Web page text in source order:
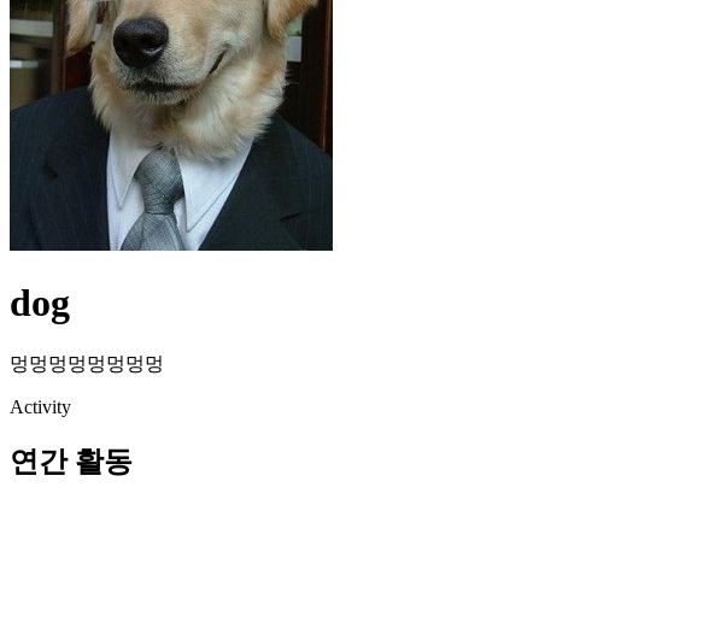
dog
멍멍멍멍멍멍멍멍
Activity
연간 활동